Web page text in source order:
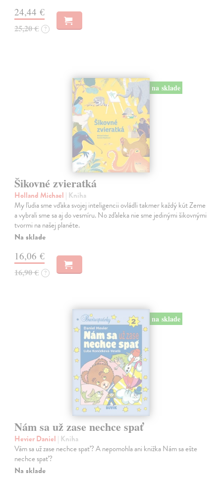
24,44 €
25,20 € ?
na sklade
Šikovné zvieratká
Holland Michael | Kniha
My ľudia sme vďaka svojej inteligencii ovládli takmer každý kút Zeme
a vybrali sme sa aj do vesmíru. No zďaleka nie sme jedinými šikovnými
tvormi na našej planéte.
Na sklade
16,06 €
16,90 € ?
na sklade
Nám sa už zase nechce spať
Hevier Daniel | Kniha
Vám sa už zase nechce spať? A nepomohla ani knižka Nám sa ešte
nechce spať?
Na sklade